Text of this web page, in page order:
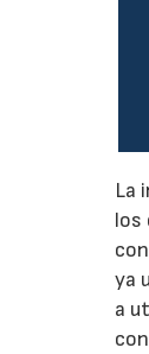
La
los
ya
a